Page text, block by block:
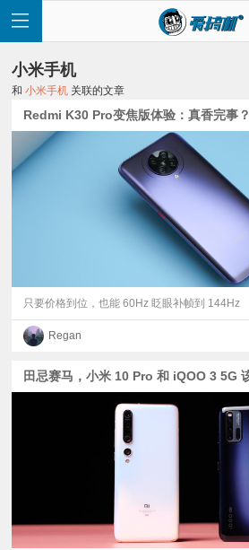
首
讯
评
测
小米手机
和小米手机 关联的文章
Redmi K30 Pro变焦版体验：真香完事？
只要价格到位，也能 60Hz 眨眼补帧到 144Hz
Regan